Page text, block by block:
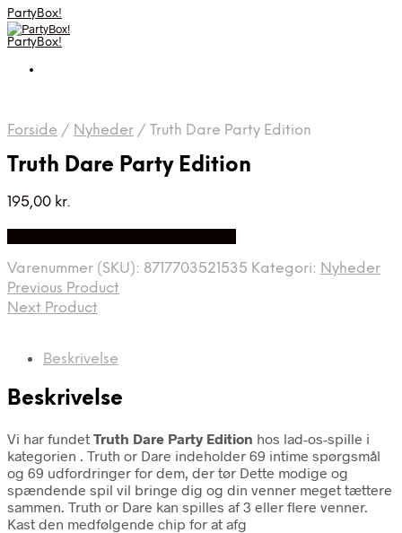
PartyBox!
PartyBox!
Forside / Nyheder / Truth Dare Party Edition
Truth Dare Party Edition
195,00 kr.
Varenummer (SKU): 8717703521535 Kategori: Nyheder
Previous Product
Next Product
Beskrivelse
Beskrivelse
Vi har fundet Truth Dare Party Edition hos lad-os-spille i
kategorien . Truth or Dare indeholder 69 intime spørgsmål
og 69 udfordringer for dem, der tør Dette modige og
spændende spil vil bringe dig og din venner meget tættere
sammen. Truth or Dare kan spilles af 3 eller flere venner.
Kast den medfølgende chip for at afg